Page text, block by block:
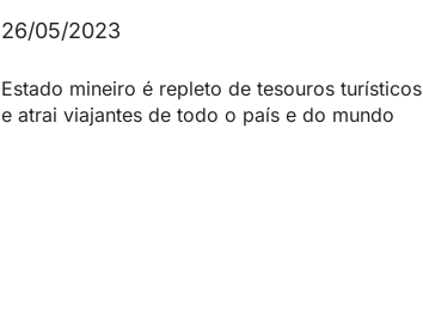
26/05/2023
Estado mineiro é repleto de tesouros turísticos
e atrai viajantes de todo o país e do mundo